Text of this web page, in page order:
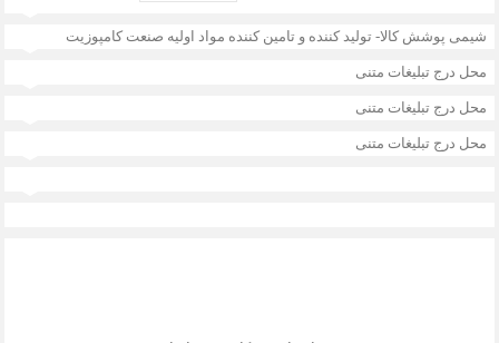
شیمی پوشش کالا- تولید کننده و تامین کننده مواد اولیه صنعت کامپوزیت
محل درج تبلیغات متنی
محل درج تبلیغات متنی
محل درج تبلیغات متنی